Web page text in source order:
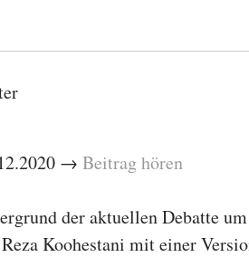
→ Beitrag hören
der aktuellen Debatte
Koohestani mit einer